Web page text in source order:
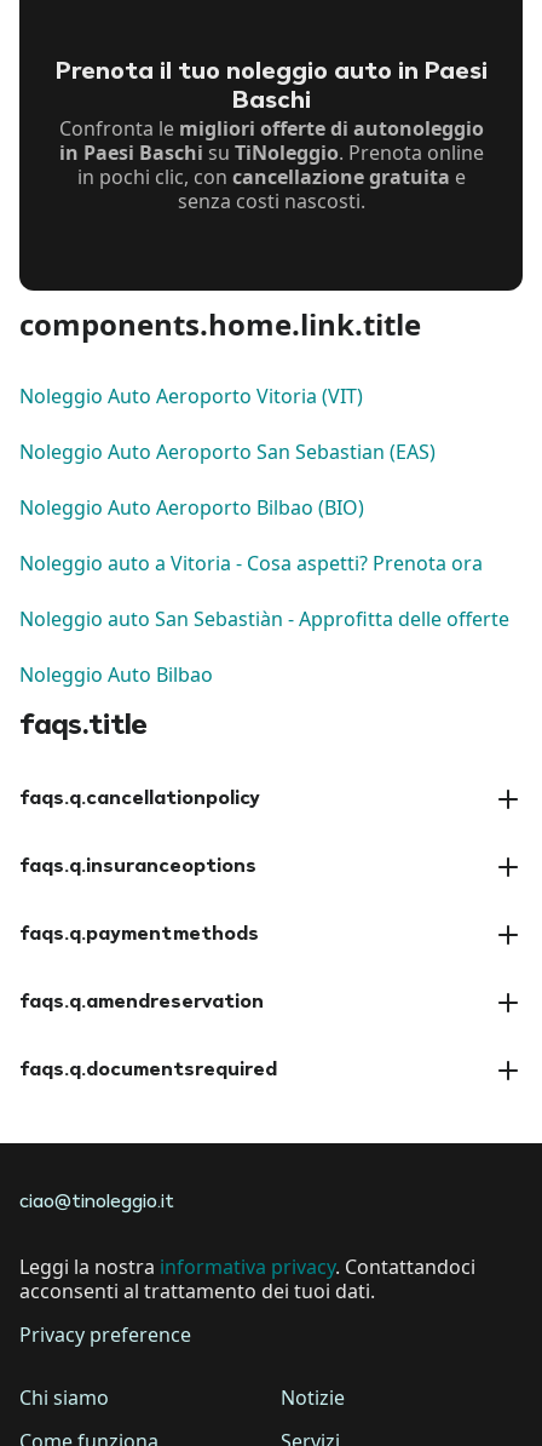
Prenota il tuo noleggio auto in Paesi
Baschi
Confronta le migliori offerte di autonoleggio
in Paesi Baschi su TiNoleggio. Prenota online
in pochi clic, con cancellazione gratuita e
senza costi nascosti.
components.home.link.title
Noleggio Auto Aeroporto Vitoria (VIT)
Noleggio Auto Aeroporto San Sebastian (EAS)
Noleggio Auto Aeroporto Bilbao (BIO)
Noleggio auto a Vitoria - Cosa aspetti? Prenota ora
Noleggio auto San Sebastiàn - Approfitta delle offerte
Noleggio Auto Bilbao
faqs.title
faqs.q.cancellationpolicy
faqs.q.insuranceoptions
faqs.q.paymentmethods
faqs.q.amendreservation
faqs.q.documentsrequired
ciao@tinoleggio.it
Leggi la nostra informativa privacy. Contattandoci
acconsenti al trattamento dei tuoi dati.
Privacy preference
Chi siamo
Notizie